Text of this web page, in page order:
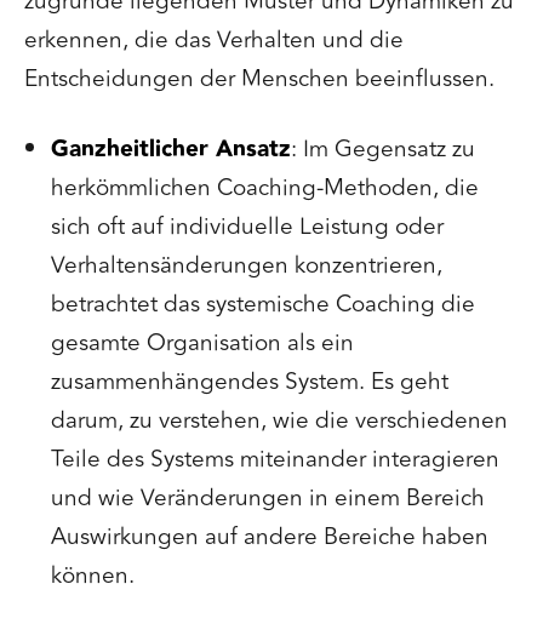
erkennen, die das Verhalten und die
Entscheidungen der Menschen beeinflussen.
Ganzheitlicher Ansatz: Im Gegensatz zu
herkömmlichen Coaching-Methoden, die
sich oft auf individuelle Leistung oder
Verhaltensänderungen konzentrieren,
betrachtet das systemische Coaching die
gesamte Organisation als ein
zusammenhängendes System. Es geht
darum, zu verstehen, wie die verschiedenen
Teile des Systems miteinander interagieren
und wie Veränderungen in einem Bereich
Auswirkungen auf andere Bereiche haben
können.